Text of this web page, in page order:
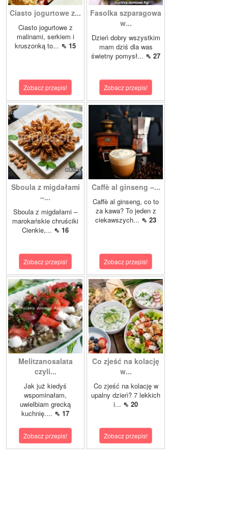
Ciasto jogurtowe z...
Ciasto jogurtowe z
malinami, serkiem i
kruszonką to... ⇖ 15
Zobacz przepis!
Fasolka szparagowa
w...
Dzień dobry wszystkim
mam dziś dla was
świetny pomysł... ⇖ 27
Zobacz przepis!
Sboula z migdałami
–...
Sboula z migdałami –
marokańskie chruściki
Cienkie,... ⇖ 16
Zobacz przepis!
Caffè al ginseng –...
Caffè al ginseng, co to
za kawa? To jeden z
ciekawszych... ⇖ 23
Zobacz przepis!
Melitzanosalata
czyli...
Jak już kiedyś
wspominałam,
uwielbiam grecką
kuchnię.... ⇖ 17
Zobacz przepis!
Co zjeść na kolację
w...
Co zjeść na kolację w
upalny dzień? 7 lekkich
i... ⇖ 20
Zobacz przepis!